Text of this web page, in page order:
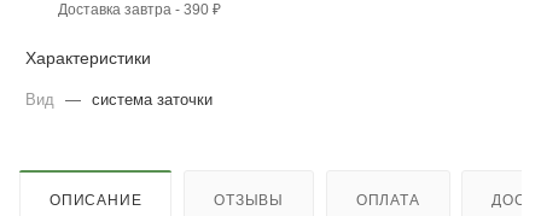
Доставка завтра - 390 ₽
Характеристики
Вид — система заточки
ОПИСАНИЕ ОТЗЫВЫ ОПЛАТА